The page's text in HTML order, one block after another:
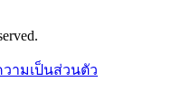
ามเป็นส่วนตัว